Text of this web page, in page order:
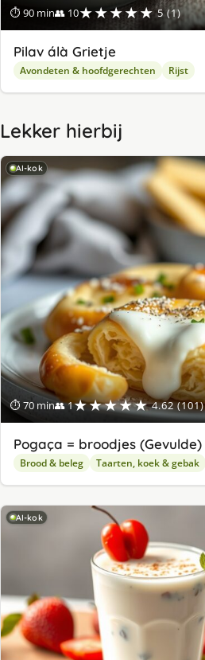
⏱ 90 min👥 10★★★★★ 5 (1)
Pilav álà Grietje
Avondeten & hoofdgerechten Rijst
Lekker hierbij
AI-kok
⏱ 70 min👥 1★★★★★ 4.62 (101)
Pogaça = broodjes (Gevulde)
Brood & beleg Taarten, koek & gebak
AI-kok